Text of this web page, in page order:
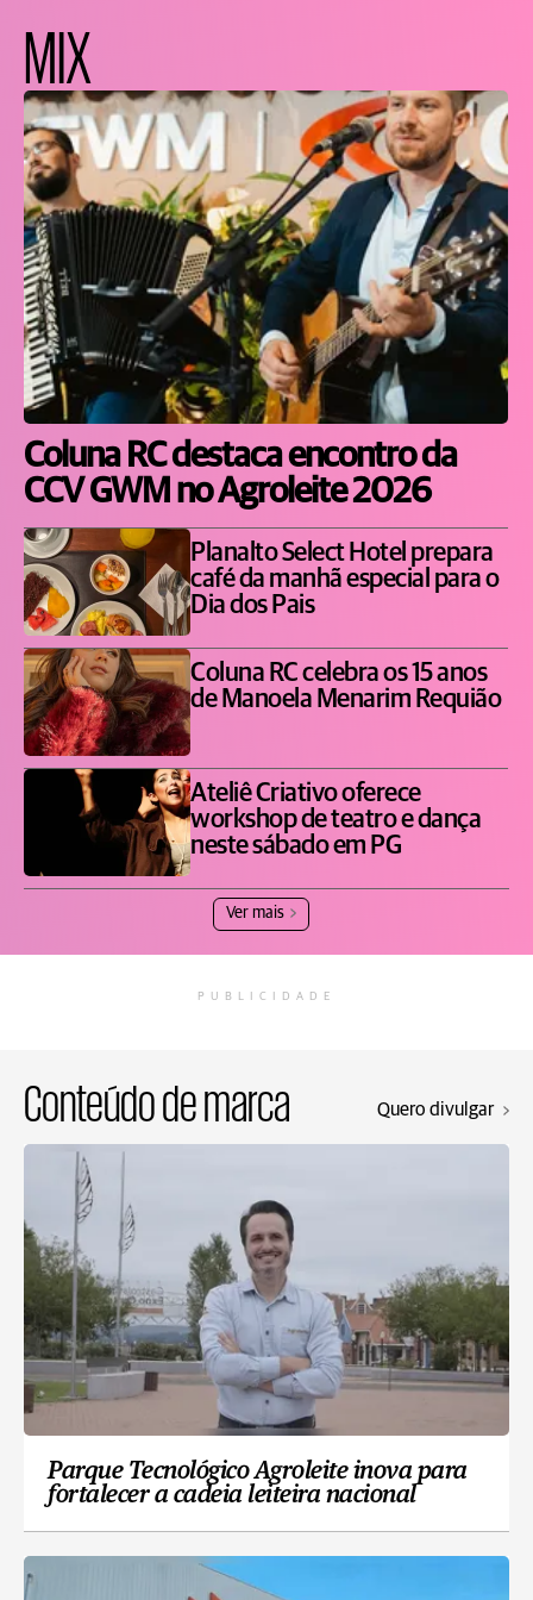
MIX
Coluna RC destaca encontro da
CCV GWM no Agroleite 2026
Planalto Select Hotel prepara
café da manhã especial para o
Dia dos Pais
Coluna RC celebra os 15 anos
de Manoela Menarim Requião
Ateliê Criativo oferece
workshop de teatro e dança
neste sábado em PG
Ver mais
PUBLICIDADE
Conteúdo de marca Quero divulgar
Parque Tecnológico Agroleite inova para
fortalecer a cadeia leiteira nacional